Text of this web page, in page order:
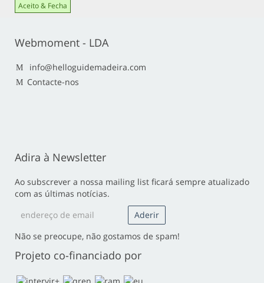
Aceito & Fecha
Webmoment - LDA
info@helloguidemadeira.com
Contacte-nos
Adira à Newsletter
Ao subscrever a nossa mailing list ficará sempre atualizado
com as últimas notícias.
Não se preocupe, não gostamos de spam!
Projeto co-financiado por